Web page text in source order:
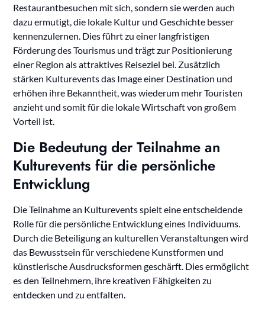
Restaurantbesuchen mit sich, sondern sie werden auch
dazu ermutigt, die lokale Kultur und Geschichte besser
kennenzulernen. Dies führt zu einer langfristigen
Förderung des Tourismus und trägt zur Positionierung
einer Region als attraktives Reiseziel bei. Zusätzlich
stärken Kulturevents das Image einer Destination und
erhöhen ihre Bekanntheit, was wiederum mehr Touristen
anzieht und somit für die lokale Wirtschaft von großem
Vorteil ist.
Die Bedeutung der Teilnahme an
Kulturevents für die persönliche
Entwicklung
Die Teilnahme an Kulturevents spielt eine entscheidende
Rolle für die persönliche Entwicklung eines Individuums.
Durch die Beteiligung an kulturellen Veranstaltungen wird
das Bewusstsein für verschiedene Kunstformen und
künstlerische Ausdrucksformen geschärft. Dies ermöglicht
es den Teilnehmern, ihre kreativen Fähigkeiten zu
entdecken und zu entfalten.